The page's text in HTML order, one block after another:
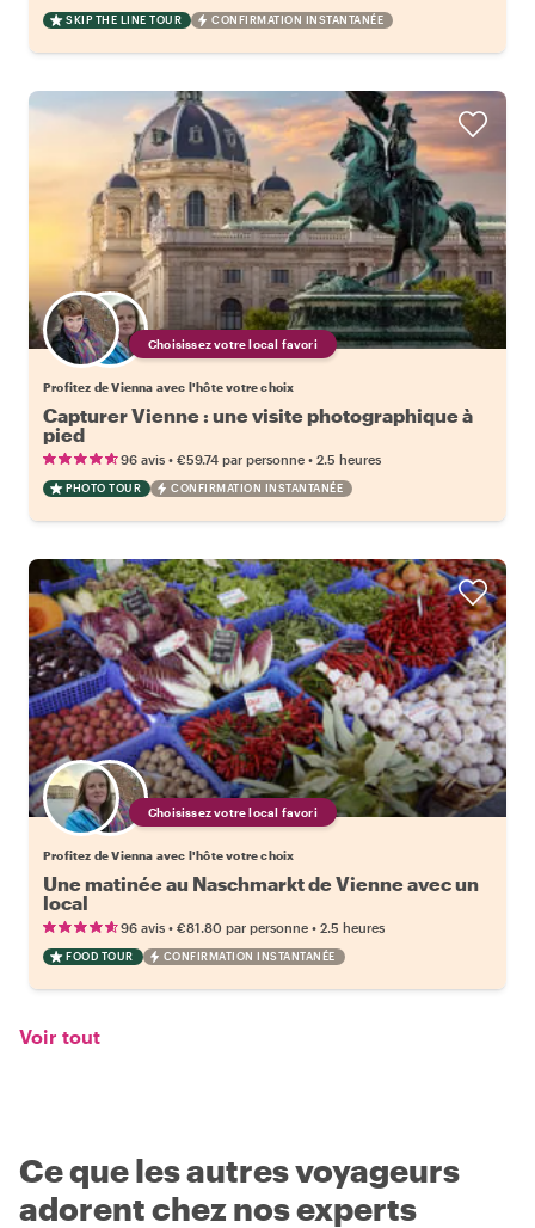
SKIP THE LINE TOUR CONFIRMATION INSTANTANÉE
Choisissez votre local favori
Profitez de Vienna avec l'hôte votre choix
Capturer Vienne : une visite photographique à
pied
96 avis • €59.74 par personne • 2.5 heures
PHOTO TOUR CONFIRMATION INSTANTANÉE
Choisissez votre local favori
Profitez de Vienna avec l'hôte votre choix
Une matinée au Naschmarkt de Vienne avec un
local
96 avis • €81.80 par personne • 2.5 heures
FOOD TOUR CONFIRMATION INSTANTANÉE
Voir tout
Ce que les autres voyageurs
adorent chez nos experts